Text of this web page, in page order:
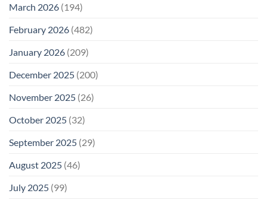
March 2026 (194)
February 2026 (482)
January 2026 (209)
December 2025 (200)
November 2025 (26)
October 2025 (32)
September 2025 (29)
August 2025 (46)
July 2025 (99)